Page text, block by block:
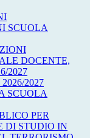
SCUOLA
DOCENTE,
2027
2027
SCUOLA
PER
DI STUDIO IN